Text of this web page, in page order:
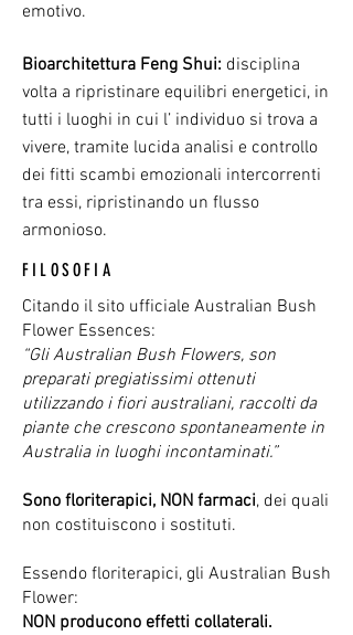
emotivo.
Bioarchitettura Feng Shui: disciplina
volta a ripristinare equilibri energetici, in
tutti i luoghi in cui l’ individuo si trova a
vivere, tramite lucida analisi e controllo
dei fitti scambi emozionali intercorrenti
tra essi, ripristinando un flusso
armonioso.
FILOSOFIA
Citando il sito ufficiale Australian Bush
Flower Essences:
“Gli Australian Bush Flowers, son
preparati pregiatissimi ottenuti
utilizzando i fiori australiani, raccolti da
piante che crescono spontaneamente in
Australia in luoghi incontaminati.”
Sono floriterapici, NON farmaci, dei quali
non costituiscono i sostituti.
Essendo floriterapici, gli Australian Bush
Flower:
NON producono effetti collaterali.